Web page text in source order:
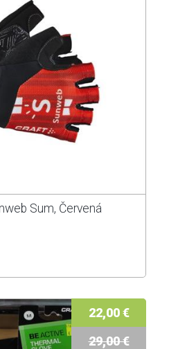
Sum, Červená
22,00 €
29,00 €